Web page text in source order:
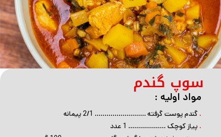
سوپ گندم
مواد اولیه :
. گندم پوست گرفته …………………….. 2/1 پیمانه
. پیاز کوچک ………………. 1 عدد